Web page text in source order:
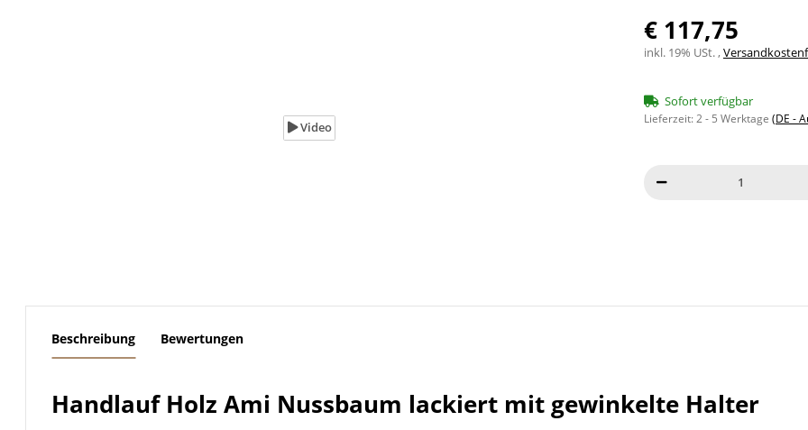
Video
€ 117,75
inkl. 19% USt. ,
Sofort verfügbar
Lieferzeit:2 - 5 Werktage (DE -
Beschreibung Bewertungen
Handlauf Holz Ami Nussbaum lackiert mit gewinkelte Halter